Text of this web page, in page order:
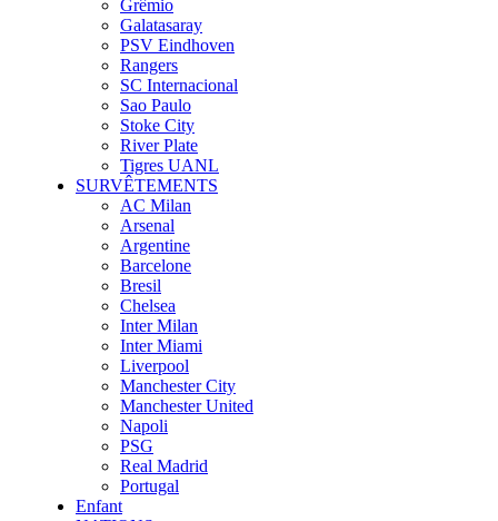
Grêmio
Galatasaray
PSV Eindhoven
Rangers
SC Internacional
Sao Paulo
Stoke City
River Plate
Tigres UANL
SURVÊTEMENTS
AC Milan
Arsenal
Argentine
Barcelone
Bresil
Chelsea
Inter Milan
Inter Miami
Liverpool
Manchester City
Manchester United
Napoli
PSG
Real Madrid
Portugal
Enfant